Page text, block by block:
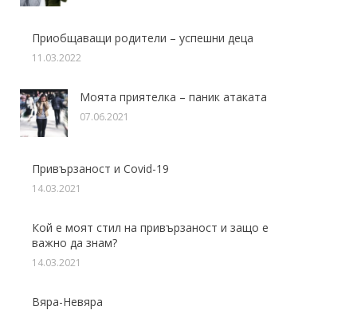
Приобщаващи родители – успешни деца
11.03.2022
Моята приятелка – паник атаката
07.06.2021
Привързаност и Covid-19
14.03.2021
Кой е моят стил на привързаност и защо е
важно да знам?
14.03.2021
Вяра-Невяра